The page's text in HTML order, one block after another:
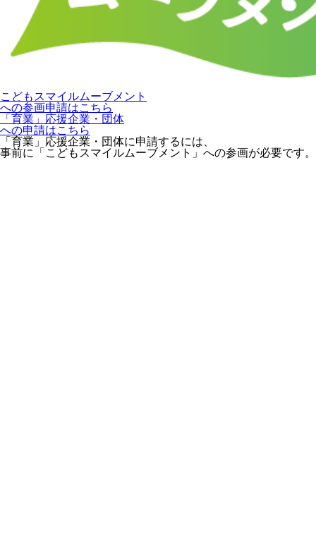
こどもスマイルムーブメント
への参画申請はこちら
「育業」応援企業・団体
への申請はこちら
「育業」応援企業・団体に申請するには、
事前に「こどもスマイルムーブメント」への参画が必要です。